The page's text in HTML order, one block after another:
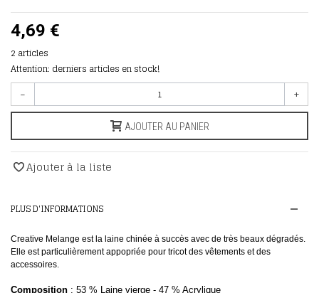
4,69 €
2 articles
Attention: derniers articles en stock!
- +
AJOUTER AU PANIER
Ajouter à la liste
PLUS D'INFORMATIONS
Creative Melange est la laine chinée à succès avec de très beaux dégradés.
Elle est particulièrement appopriée pour tricot des vêtements et des
accessoires.
Composition : 53 % Laine vierge - 47 % Acrylique